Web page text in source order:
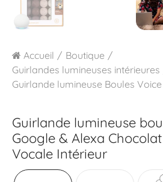
Accueil
Boutique
Guirlandes lumineuses intérieures
Guirlande lumineuse Boules
Guirlande lumineuse
Google & Alexa
Vocale Intérieur